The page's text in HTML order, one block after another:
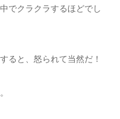
でクラクラするほどでし
ると、怒られて当然だ！